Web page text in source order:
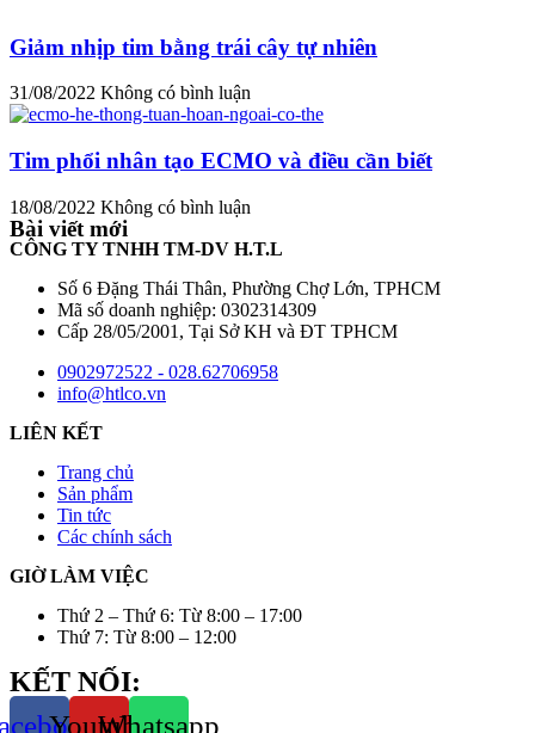
Giảm nhịp tim bằng trái cây tự nhiên
31/08/2022 Không có bình luận
Tim phổi nhân tạo ECMO và điều cần biết
18/08/2022 Không có bình luận
Bài viết mới
CÔNG TY TNHH TM-DV H.T.L
Số 6 Đặng Thái Thân, Phường Chợ Lớn, TPHCM
Mã số doanh nghiệp: 0302314309
Cấp 28/05/2001, Tại Sở KH và ĐT TPHCM
0902972522 - 028.62706958
info@htlco.vn
LIÊN KẾT
Trang chủ
Sản phẩm
Tin tức
Các chính sách
GIỜ LÀM VIỆC
Thứ 2 – Thứ 6: Từ 8:00 – 17:00
Thứ 7: Từ 8:00 – 12:00
KẾT NỐI:
YoutubeWhatsapp